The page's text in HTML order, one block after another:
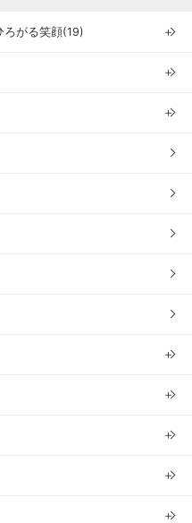
ろがる笑顔(19) ＋
＋
＋
＋
＋
＋
＋
＋